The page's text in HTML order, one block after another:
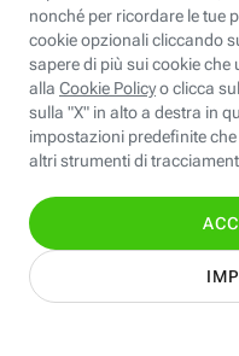
Fastweb.it
Formazione
Fastweb Digital Academy
STEP FuturAbility District